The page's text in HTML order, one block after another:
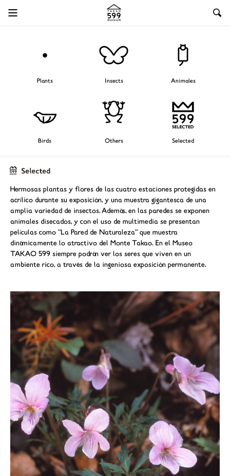
Plants Insects Animales
Birds Others Selected
Hermosas plantas y flores de las cuatro estaciones protegidas en
acrílico durante su exposición, y una muestra gigantesca de una
amplia variedad de insectos. Además, en las paredes se exponen
animales disecados, y con el uso de multimedia se presentan
películas como "La Pared de Naturaleza" que muestra
dinámicamente lo atractivo del Monte Takao. En el Museo
TAKAO 599 siempre podrán ver los seres que viven en un
ambiente rico, a través de la ingeniosa exposición permanente.